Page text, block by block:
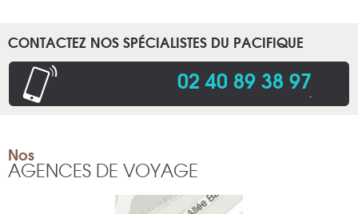
CONTACTEZ NOS SPÉCIALISTES DU PACIFIQUE
02 40 89 38 97.
Nos
AGENCES DE VOYAGE